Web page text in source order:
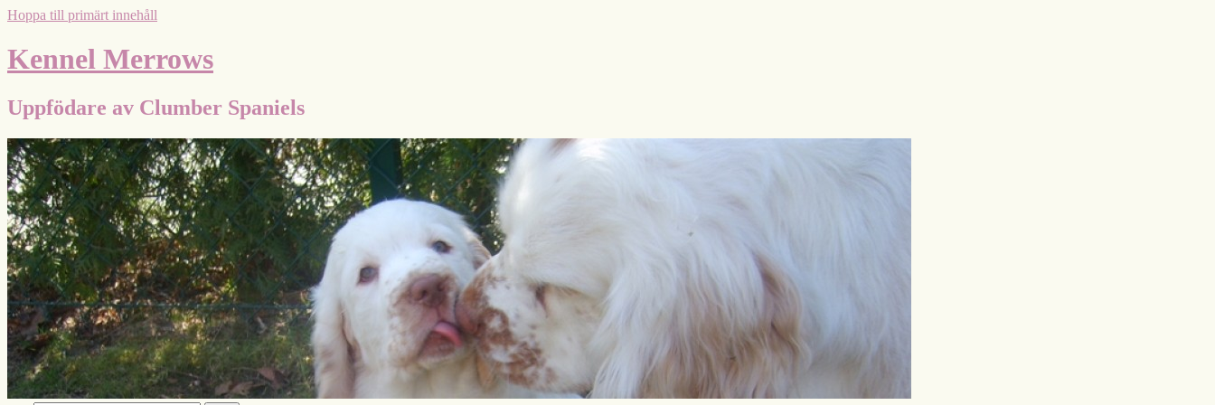
Hoppa till primärt innehåll
Kennel Merrows
Uppfödare av Clumber Spaniels